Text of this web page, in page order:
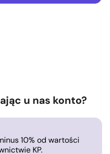
u nas konto?
10% od wartości
KP.